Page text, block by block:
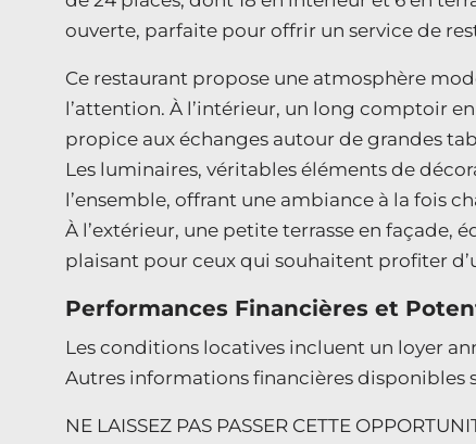
ouverte, parfaite pour offrir un service de
Ce restaurant propose une atmosphère
l’attention. À l’intérieur, un long comptoir
propice aux échanges autour de grandes
Les luminaires, véritables éléments de
l’ensemble, offrant une ambiance à la fois
À l’extérieur, une petite terrasse en façade,
plaisant pour ceux qui souhaitent profiter
Performances Financières et
Les conditions locatives incluent un loyer
Autres informations financières disponibles
NE LAISSEZ PAS PASSER CETTE